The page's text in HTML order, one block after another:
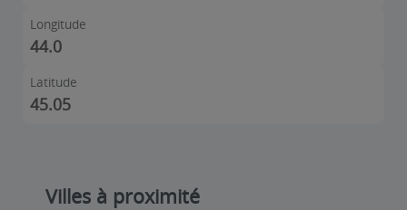
Longitude
44.0
Latitude
45.05
Villes à proximité